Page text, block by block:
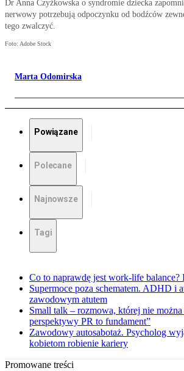
Dr Anna Czyżkowska o syndromie dziecka
nerwowy potrzebują odpoczynku od bodźców
tego zwalczyć.
Foto: Adobe Stock
Marta Odomirska
Powiązane
Polecane
Najnowsze
Tagi
Co to naprawdę jest work-life balance?
Supermoce poza schematem. ADHD i
zawodowym atutem
Small talk – rozmowa, której nie
perspektywy PR to fundament”
Zawodowy autosabotaż. Psycholog
kobietom robienie kariery
Promowane treści